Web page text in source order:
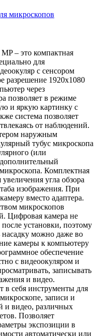
микроскопов
– это компактная
для
с сенсором
разрешение 1920х1080
через
позволяет в режиме
и яркую картинку c
система позволяет
от наблюдений.
наружным
тубус микроскопа
(или
Комплектная
угла обзора
изображения. При
вместо адаптера.
микроскопов
Цифровая камера не
установки, поэтому
насадку можно даже во
камеры к компьютеру
обеспечение
с видеоокуляром и
записывать
и видео.
в себя инструменты для
записи и
и видео, различных
Позволяет
экспозиции в
автоматически или